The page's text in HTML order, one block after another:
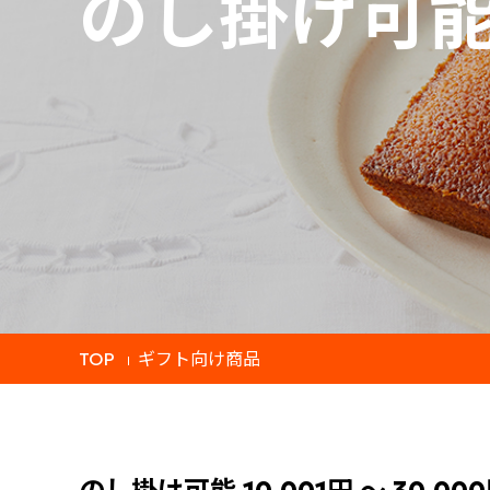
のし掛け可
TOP ギフト向け商品